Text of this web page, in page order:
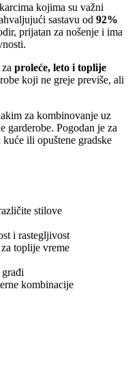
kojima su važni
sastavu od92%
prijatan za nošenje i ima
zaproleće, leto i toplije
koji ne greje previše, ali
za kombinovanje uz
garderobe. Pogodan je za
ili opuštene gradske
stilove
i rastegljivost
toplije vreme
kombinacije